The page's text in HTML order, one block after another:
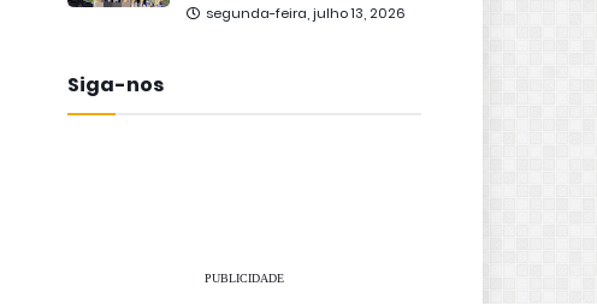
segunda-feira, julho 13, 2026
Siga-nos
PUBLICIDADE